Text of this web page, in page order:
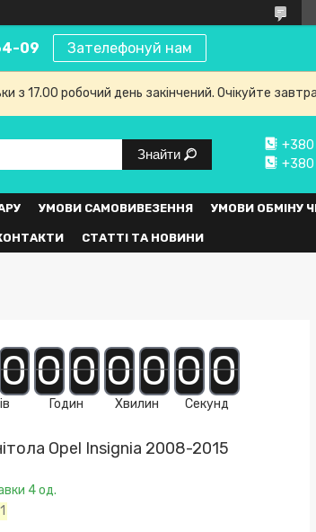
09 Зателефонуй нам
з 17.00 робочий день закінчений. Очікуйте
Знайти
+380
УМОВИ САМОВИВЕЗЕННЯ УМОВИ ОБМІНУ
СТАТТІ ТА НОВИНИ
000
Годин
00
Хвилин
00
Секунд
Opel Insignia 2008-2015
4 од.